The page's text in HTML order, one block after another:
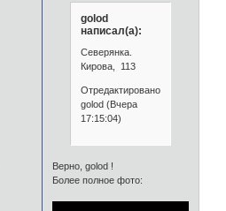
golod
написал(а):
Северянка.
Кирова, 113
Отредактировано
golod (Вчера
17:15:04)
Верно, golod !
Более полное фото: